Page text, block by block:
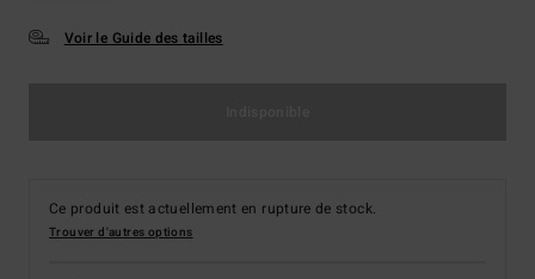
Voir le Guide des tailles
Ce produit est actuellement en rupture de stock.
Trouver d'autres options